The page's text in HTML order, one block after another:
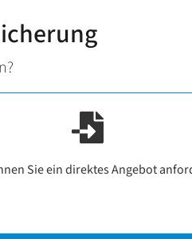
Sie ein direktes Angebot